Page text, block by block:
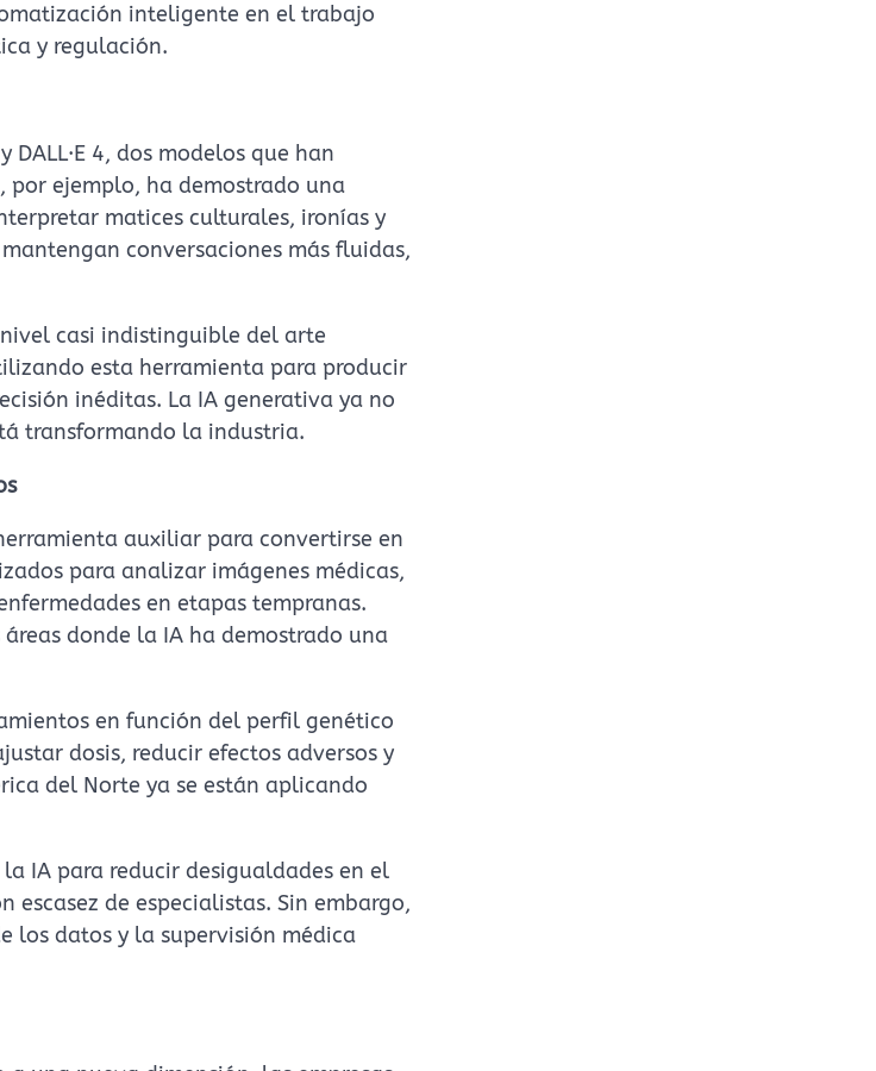
inteligente en el trabajo
y regulación.
4, dos modelos que han
por ejemplo, ha demostrado una
matices culturales, ironías y
conversaciones más fluidas,
nivel casi indistinguible del arte
esta herramienta para producir
inéditas. La IA generativa ya no
transformando la industria.
auxiliar para convertirse en
para analizar imágenes médicas,
en etapas tempranas.
donde la IA ha demostrado una
en función del perfil genético
dosis, reducir efectos adversos y
del Norte ya se están aplicando
IA para reducir desigualdades en el
escasez de especialistas. Sin embargo,
los datos y la supervisión médica